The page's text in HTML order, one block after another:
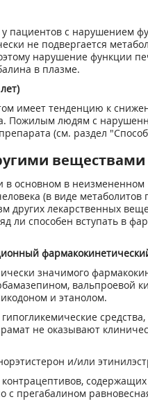
пациентов с нарушением
не подвергается
нарушение функции
в плазме.
имеет тенденцию к
Пожилым людям с
(см. раздел
веществами
основном в неизмененном
(в виде
других лекарственных
ли способен вступать в
значимого
вальпроевой
и этанолом.
не оказывают
и/или
с прегабалином